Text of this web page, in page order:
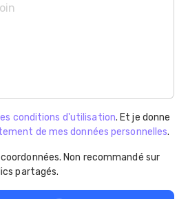
les conditions d'utilisation. Et je donne
de mes données personnelles.
Non recommandé sur
partagés.